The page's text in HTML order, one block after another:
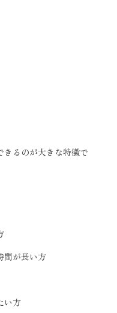
きるのが大きな特徴で
間が長い方
い方